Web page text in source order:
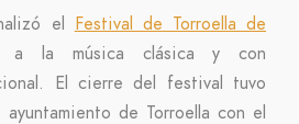
el Festival de Torroella de
a la música clásica y con
El cierre del festival tuvo
de Torroella con el